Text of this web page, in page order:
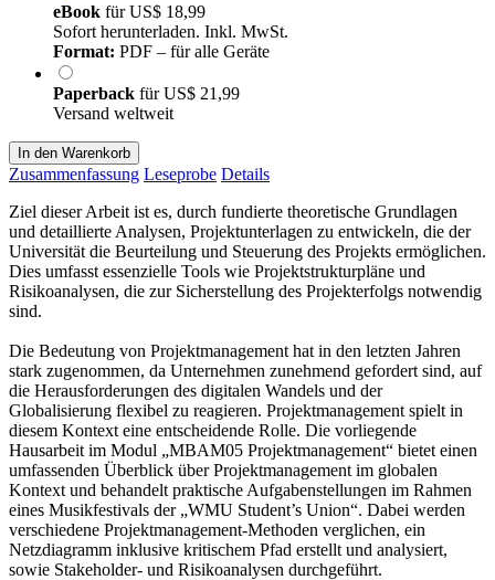
eBook fürUS$ 18,99
Sofort herunterladen. Inkl. MwSt.
Format: PDF – für alle Geräte
Paperback fürUS$ 21,99
Versand weltweit
In den Warenkorb
Zusammenfassung Leseprobe Details
Ziel dieser Arbeit ist es, durch fundierte theoretische Grundlagen
und detaillierte Analysen, Projektunterlagen zu entwickeln, die der
Universität die Beurteilung und Steuerung des Projekts ermöglichen.
Dies umfasst essenzielle Tools wie Projektstrukturpläne und
Risikoanalysen, die zur Sicherstellung des Projekterfolgs notwendig
sind.
Die Bedeutung von Projektmanagement hat in den letzten Jahren
stark zugenommen, da Unternehmen zunehmend gefordert sind, auf
die Herausforderungen des digitalen Wandels und der
Globalisierung flexibel zu reagieren. Projektmanagement spielt in
diesem Kontext eine entscheidende Rolle. Die vorliegende
Hausarbeit im Modul „MBAM05 Projektmanagement“ bietet einen
umfassenden Überblick über Projektmanagement im globalen
Kontext und behandelt praktische Aufgabenstellungen im Rahmen
eines Musikfestivals der „WMU Student’s Union“. Dabei werden
verschiedene Projektmanagement-Methoden verglichen, ein
Netzdiagramm inklusive kritischem Pfad erstellt und analysiert,
sowie Stakeholder- und Risikoanalysen durchgeführt.